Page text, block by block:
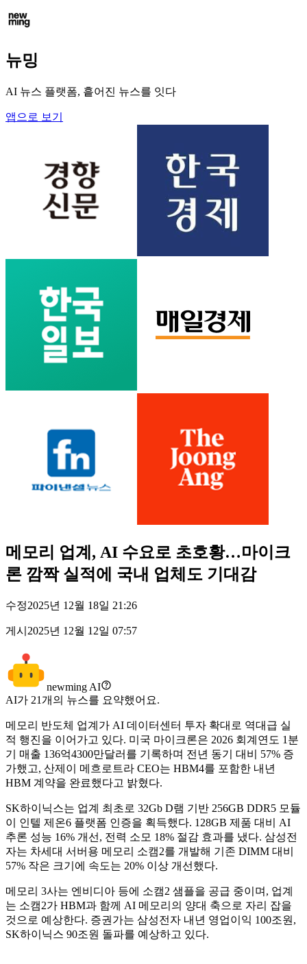
뉴밍
AI 뉴스 플랫폼, 흩어진 뉴스를 잇다
앱으로 보기
메모리 업계, AI 수요로 초호황…마이크
론 깜짝 실적에 국내 업체도 기대감
수정2025년 12월 18일 21:26
게시 2025년 12월 12일 07:57
newming AI
AI가 21개의 뉴스를 요약했어요.
메모리 반도체 업계가 AI 데이터센터 투자 확대로 역대급 실
적 행진을 이어가고 있다. 미국 마이크론은 2026 회계연도 1분
기 매출 136억4300만달러를 기록하며 전년 동기 대비 57% 증
가했고, 산제이 메흐로트라 CEO는 HBM4를 포함한 내년
HBM 계약을 완료했다고 밝혔다.
SK하이닉스는 업계 최초로 32Gb D램 기반 256GB DDR5 모듈
이 인텔 제온6 플랫폼 인증을 획득했다. 128GB 제품 대비 AI
추론 성능 16% 개선, 전력 소모 18% 절감 효과를 냈다. 삼성전
자는 차세대 서버용 메모리 소캠2를 개발해 기존 DIMM 대비
57% 작은 크기에 속도는 20% 이상 개선했다.
메모리 3사는 엔비디아 등에 소캠2 샘플을 공급 중이며, 업계
는 소캠2가 HBM과 함께 AI 메모리의 양대 축으로 자리 잡을
것으로 예상한다. 증권가는 삼성전자 내년 영업이익 100조원,
SK하이닉스 90조원 돌파를 예상하고 있다.